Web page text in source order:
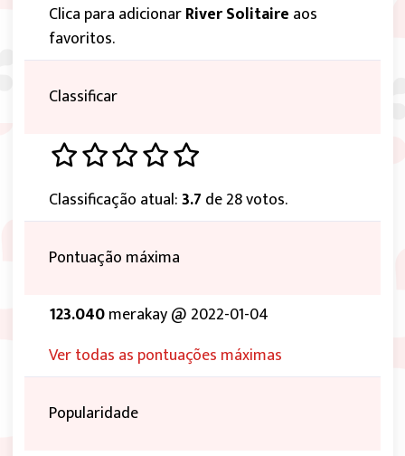
Clica para adicionarRiver Solitaire aos
favoritos.
Classificar
Classificação atual:3.7 de 28 votos.
Pontuação máxima
123.040merakay @ 2022-01-04
Ver todas as pontuações máximas
Popularidade